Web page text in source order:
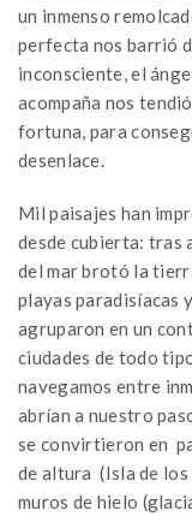
un inmenso
perfecta nos barrió
inconsciente, el
acompaña nos
fortuna, para
desenlace.
Mil paisajes han
desde cubierta:
del mar brotó la
playas paradisíacas
agruparon en un
ciudades de todo
navegamos entre
abrían a nuestro
se convirtieron en
de altura (Isla de los
muros de hielo